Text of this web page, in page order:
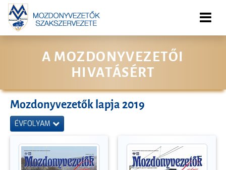
A MOZDONYVEZETŐI
HIVATÁSÉRT
Mozdonyvezetők lapja 2019
ÉVFOLYAM